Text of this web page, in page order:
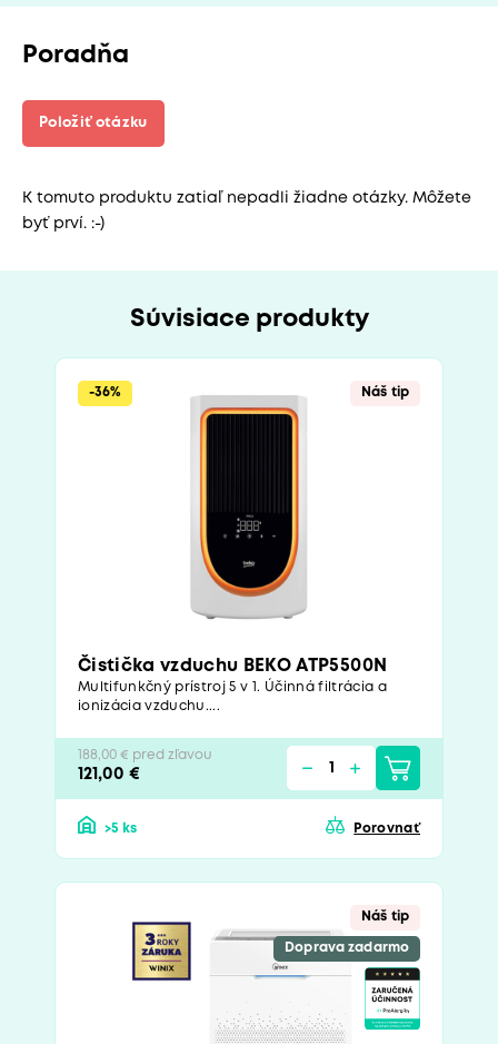
Poradňa
Položiť otázku
K tomuto produktu zatiaľ nepadli žiadne otázky. Môžete
byť prví. :-)
Súvisiace produkty
-36% Náš tip
Čistička vzduchu BEKO ATP5500N
Multifunkčný prístroj 5 v 1. Účinná filtrácia a
ionizácia vzduchu....
188,00 € pred zľavou
121,00 €
>5 ks Porovnať
Náš tip
Doprava zadarmo